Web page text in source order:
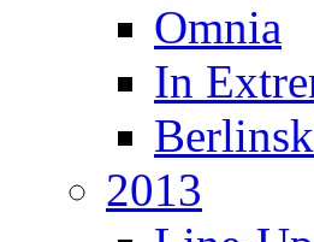
Omnia
In
2013